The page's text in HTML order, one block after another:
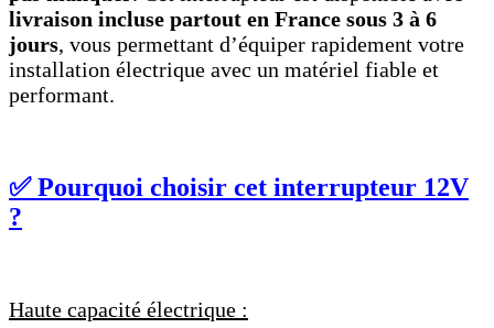
livraison incluse partout en France sous 3 à 6
jours, vous permettant d’équiper rapidement votre
installation électrique avec un matériel fiable et
performant.
✅ Pourquoi choisir cet interrupteur 12V
?
Haute capacité électrique :